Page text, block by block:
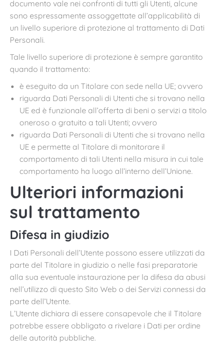
documento vale nei confronti di tutti gli Utenti, alcune
sono espressamente assoggettate all’applicabilità di
un livello superiore di protezione al trattamento di Dati
Personali.
Tale livello superiore di protezione è sempre garantito
quando il trattamento:
è eseguito da un Titolare con sede nella UE; ovvero
riguarda Dati Personali di Utenti che si trovano nella
UE ed è funzionale all’offerta di beni o servizi a titolo
oneroso o gratuito a tali Utenti; ovvero
riguarda Dati Personali di Utenti che si trovano nella
UE e permette al Titolare di monitorare il
comportamento di tali Utenti nella misura in cui tale
comportamento ha luogo all’interno dell’Unione.
Ulteriori informazioni
sul trattamento
Difesa in giudizio
I Dati Personali dell’Utente possono essere utilizzati da
parte del Titolare in giudizio o nelle fasi preparatorie
alla sua eventuale instaurazione per la difesa da abusi
nell’utilizzo di questo Sito Web o dei Servizi connessi da
parte dell’Utente.
L’Utente dichiara di essere consapevole che il Titolare
potrebbe essere obbligato a rivelare i Dati per ordine
delle autorità pubbliche.